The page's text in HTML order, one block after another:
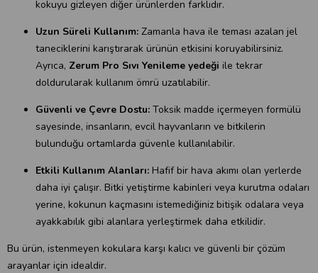
kokuyu gizleyen diğer ürünlerden farklıdır.
Uzun Süreli Kullanım: Zamanla hava ile teması azalan jel
taneciklerini karıştırarak ürünün etkisini koruyabilirsiniz.
Ayrıca, Zerum Pro Sıvı Yenileme yedeği ile tekrar
doldurularak kullanım ömrü uzatılabilir.
Güvenli ve Çevre Dostu: Toksik madde içermeyen formülü
sayesinde, insanların, evcil hayvanların ve bitkilerin
bulunduğu ortamlarda güvenle kullanılabilir.
Etkili Kullanım Alanları: Hafif bir hava akımı olan yerlerde
daha iyi çalışır. Bitki yetiştirme kabinleri veya kurutma odaları
yerine, kokunun kaçmasını istemediğiniz bitişik odalara veya
ayakkabılık gibi alanlara yerleştirmek daha etkilidir.
Bu ürün, istenmeyen kokulara karşı kalıcı ve güvenli bir çözüm
arayanlar için idealdir.